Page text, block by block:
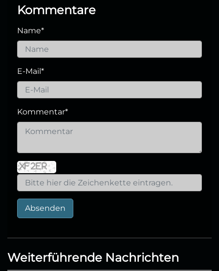
Kommentare
Name*
E-Mail*
Kommentar*
Absenden
Weiterführende Nachrichten